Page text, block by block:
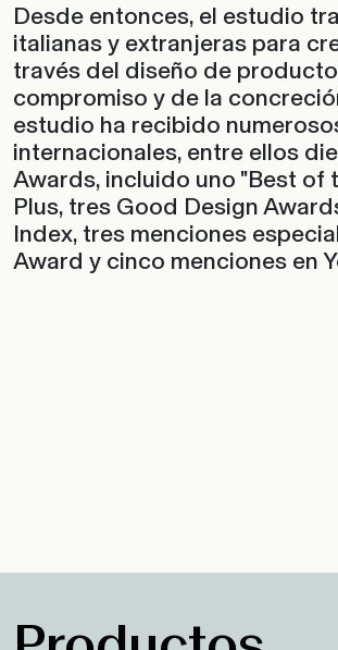
Desde entonces, el estudio
italianas y extranjeras para
través del diseño de
compromiso y de la
estudio ha recibido
internacionales, entre ellos
Awards, incluido uno "Best of
Plus, tres Good Design
Index, tres menciones
Award y cinco menciones en